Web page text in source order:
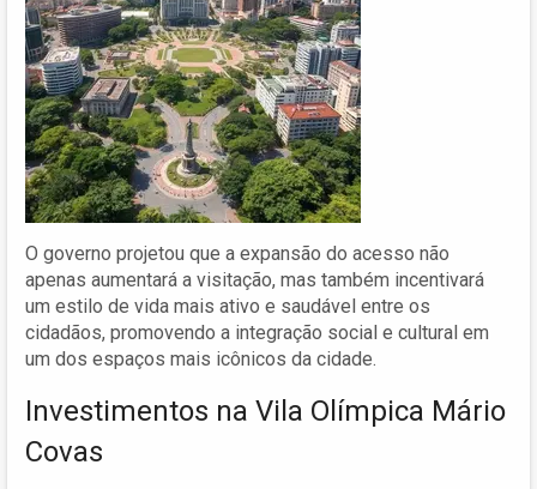
O governo projetou que a expansão do acesso não
apenas aumentará a visitação, mas também incentivará
um estilo de vida mais ativo e saudável entre os
cidadãos, promovendo a integração social e cultural em
um dos espaços mais icônicos da cidade.
Investimentos na Vila Olímpica Mário
Covas